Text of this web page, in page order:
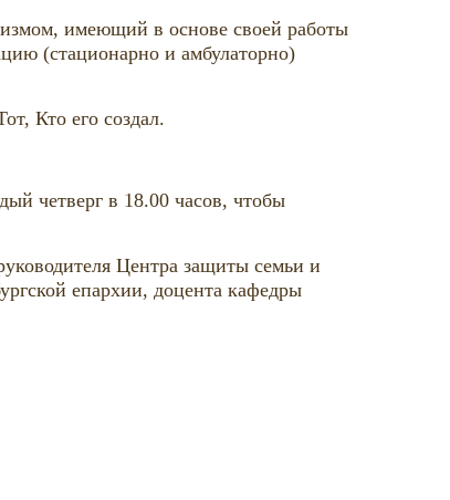
имеющий в основе своей работы
(стационарно и амбулаторно)
Кто его создал.
четверг в 18.00 часов, чтобы
Центра защиты семьи и
епархии, доцента кафедры